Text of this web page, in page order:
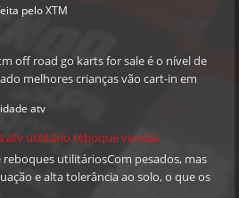
Sul, Rússia, Oriente Médio e América
entrega de acordo com exigências
XTM espero crescer
não hesite em contactar-nos:
Mobile: + 86 13958662281 E-mail:
(Ella)
off road go karts for sale é o nível de
melhores crianças vão cart-in em
pode definir a velocidade desejada
simplicidade com os obstáculos de
limitador de aceleração.
atv utilitário reboque vendas
reboques utilitáriosCom pesados, mas
e alta tolerância ao solo, o que os